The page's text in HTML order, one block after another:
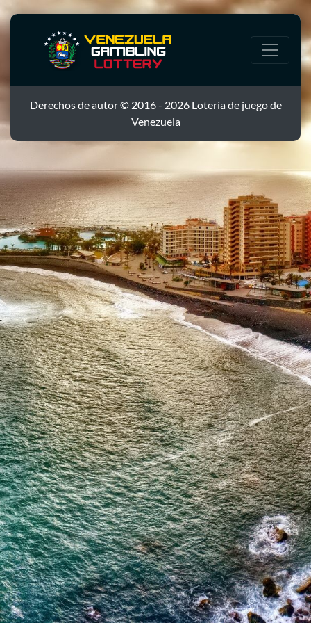
Derechos de autor © 2016 - 2026 Lotería de juego de
Venezuela